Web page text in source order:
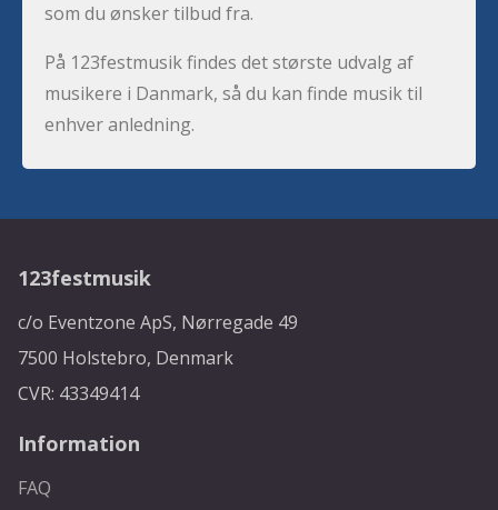
som du ønsker tilbud fra.
På 123festmusik findes det største udvalg af
musikere i Danmark, så du kan finde musik til
enhver anledning.
123festmusik
c/o Eventzone ApS, Nørregade 49
7500 Holstebro, Denmark
CVR: 43349414
Information
FAQ